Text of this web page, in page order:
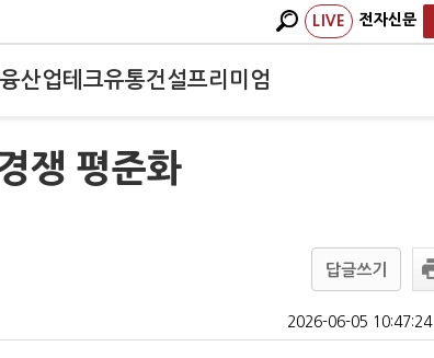
LIVE 전자신문
산업테크유통건설프리미엄
쟁 평준화
답글쓰기
2026-06-05 10:47:24